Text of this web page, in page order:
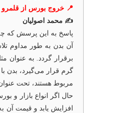
📍 خروج بورس از قلمرو
✍️ محمد اصولیان
پاسخ به این پرسش که
آن بدن به طور مداوم
برقرار گردد. به عنوان
گرم قرار می‌گیرد، بدن
مربوط هستند، تحت
حال اگر انواع بازار و
افزایش یابد و قیمت آن